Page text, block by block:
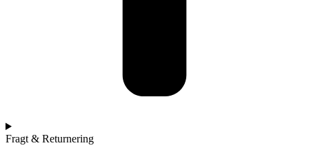
Fragt & Returnering